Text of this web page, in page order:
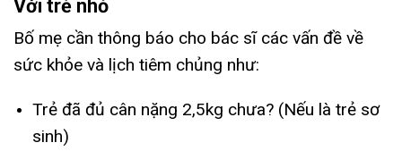
Với trẻ nhỏ
Bố mẹ cần thông báo cho bác sĩ các vấn đề về
sức khỏe và lịch tiêm chủng như:
Trẻ đã đủ cân nặng 2,5kg chưa? (Nếu là trẻ sơ
sinh)